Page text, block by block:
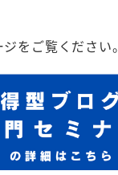
をご覧ください。